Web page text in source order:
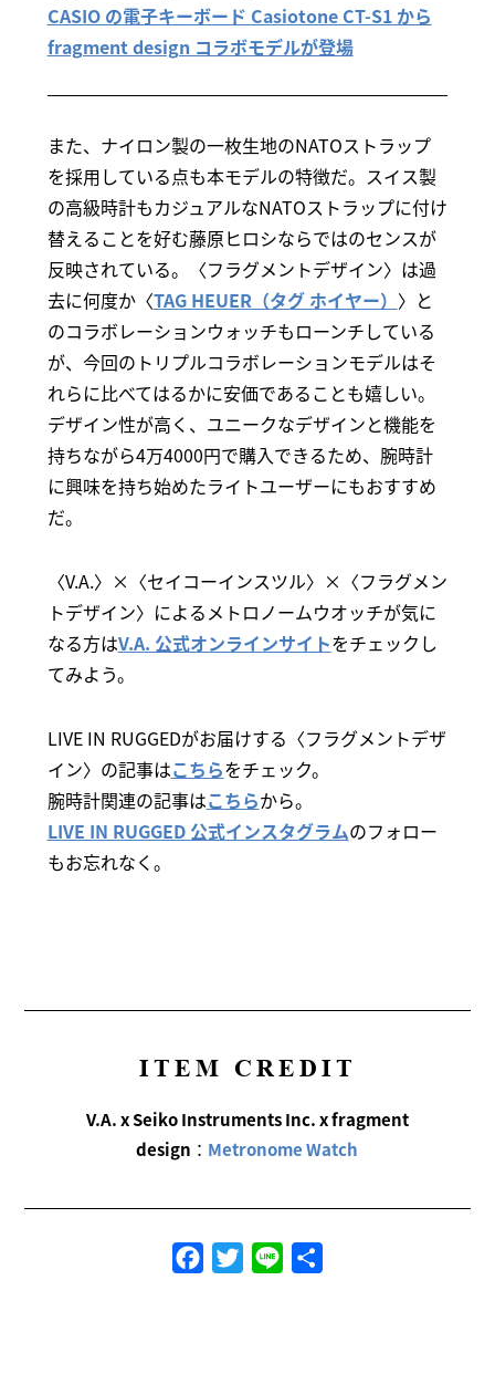
CASIO の電子キーボード Casiotone CT-S1 から
fragment design コラボモデルが登場
また、ナイロン製の一枚生地のNATOストラップ
を採用している点も本モデルの特徴だ。スイス製
の高級時計もカジュアルなNATOストラップに付け
替えることを好む藤原ヒロシならではのセンスが
反映されている。〈フラグメントデザイン〉は過
去に何度か〈TAG HEUER（タグ ホイヤー） 〉と
のコラボレーションウォッチもローンチしている
が、今回のトリプルコラボレーションモデルはそ
れらに比べてはるかに安価であることも嬉しい。
デザイン性が高く、ユニークなデザインと機能を
持ちながら4万4000円で購入できるため、腕時計
に興味を持ち始めたライトユーザーにもおすすめ
だ。
〈V.A.〉×〈セイコーインスツル〉×〈フラグメン
トデザイン〉によるメトロノームウオッチが気に
なる方はV.A. 公式オンラインサイトをチェックし
てみよう。
LIVE IN RUGGEDがお届けする〈フラグメントデザ
イン〉の記事はこちらをチェック。
腕時計関連の記事はこちらから。
LIVE IN RUGGED 公式インスタグラムのフォロー
もお忘れなく。
ITEM CREDIT
V.A. x Seiko Instruments Inc. x fragment
design ： Metronome Watch
FacebookTwitterLine